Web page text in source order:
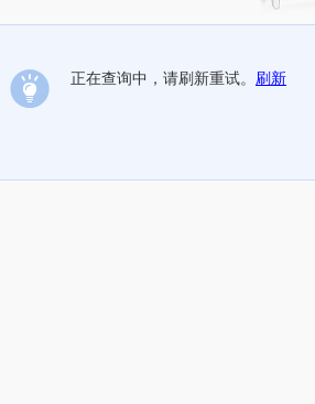
正在查询中，请刷新重试。 刷新